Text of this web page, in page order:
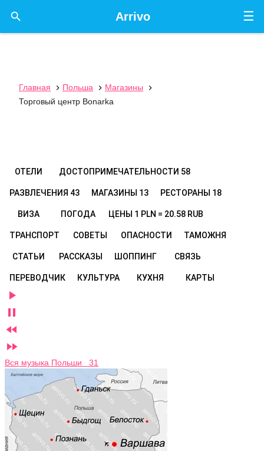
☰
Arrivo

Главная  Польша  Магазины

Торговый центр Bonarka
ОТЕЛИ ДОСТОПРИМЕЧАТЕЛЬНОСТИ 58
РАЗВЛЕЧЕНИЯ 43 МАГАЗИНЫ 13 РЕСТОРАНЫ 18
ВИЗА ПОГОДА ЦЕНЫ 1 PLN = 20.58 RUB
ТРАНСПОРТ СОВЕТЫ ОПАСНОСТИ ТАМОЖНЯ
СТАТЬИ РАССКАЗЫ ШОППИНГ СВЯЗЬ
ПЕРЕВОДЧИК КУЛЬТУРА КУХНЯ КАРТЫ




Вся музыка Польши 31